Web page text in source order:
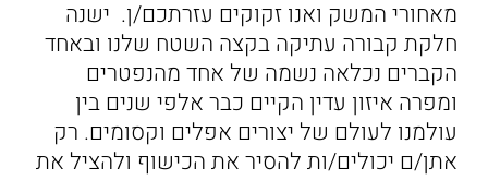
מאחורי המשק ואנו זקוקים עזרתכם/ן. ישנה
חלקת קבורה עתיקה בקצה השטח שלנו ובאחד
הקברים נכלאה נשמה של אחד מהנפטרים
ומפרה איזון עדין הקיים כבר אלפי שנים בין
עולמנו לעולם של יצורים אפלים וקסומים. רק
אתן/ם יכולים/ות להסיר את הכישוף ולהציל את